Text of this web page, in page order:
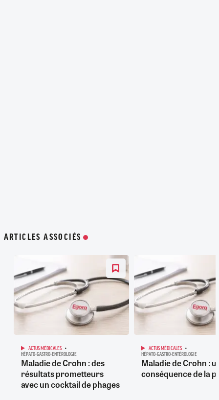
ARTICLES ASSOCIÉS
ACTUS MÉDICALES
HÉPATO-GASTRO-ENTÉROLOGIE
Maladie de Crohn : des
résultats prometteurs
avec un cocktail de phages
ACTUS MÉDICALES
HÉPATO-GASTRO-ENTÉROLOGIE
Maladie de Crohn :
conséquence de la